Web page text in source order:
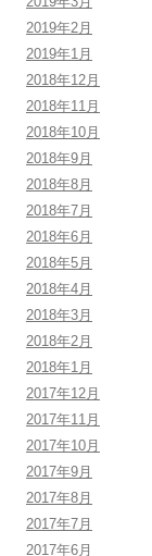
2019年2月
2019年1月
2018年12月
2018年11月
2018年10月
2018年9月
2018年8月
2018年7月
2018年6月
2018年5月
2018年4月
2018年3月
2018年2月
2018年1月
2017年12月
2017年11月
2017年10月
2017年9月
2017年8月
2017年7月
2017年6月